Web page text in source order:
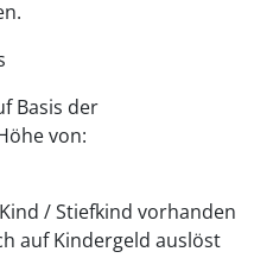
Basis der
von:
/ Stiefkind vorhanden
auf Kindergeld auslöst